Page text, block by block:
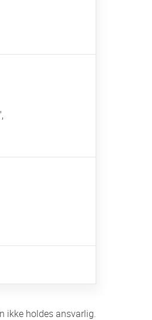
ikke holdes ansvarlig.